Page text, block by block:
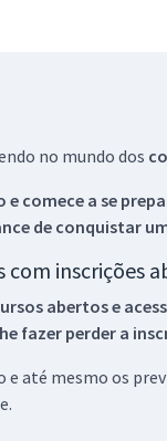
no mundo dos
comece a se
de conquistar
com inscrições
abertos e
fazer perder a
até mesmo os